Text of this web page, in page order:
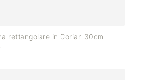
rettangolare in Corian 30cm